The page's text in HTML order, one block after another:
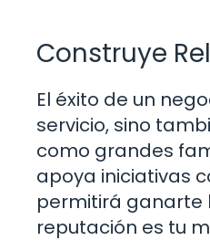
Construye
El éxito de un
servicio, sino
como grandes
apoya iniciativas
permitirá ganarte
reputación es tu